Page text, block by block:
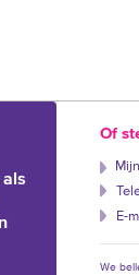
Of
E-
We